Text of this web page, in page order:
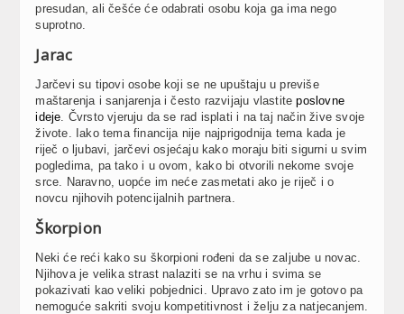
presudan, ali češće će odabrati osobu koja ga ima nego
suprotno.
Jarac
Jarčevi su tipovi osobe koji se ne upuštaju u previše
maštarenja i sanjarenja i često razvijaju vlastiteposlovne
ideje . Čvrsto vjeruju da se rad isplati i na taj način žive svoje
živote. Iako tema financija nije najprigodnija tema kada je
riječ o ljubavi, jarčevi osjećaju kako moraju biti sigurni u svim
pogledima, pa tako i u ovom, kako bi otvorili nekome svoje
srce. Naravno, uopće im neće zasmetati ako je riječ i o
novcu njihovih potencijalnih partnera.
Škorpion
Neki će reći kako su škorpioni rođeni da se zaljube u novac.
Njihova je velika strast nalaziti se na vrhu i svima se
pokazivati kao veliki pobjednici. Upravo zato im je gotovo pa
nemoguće sakriti svoju kompetitivnost i želju za natjecanjem.